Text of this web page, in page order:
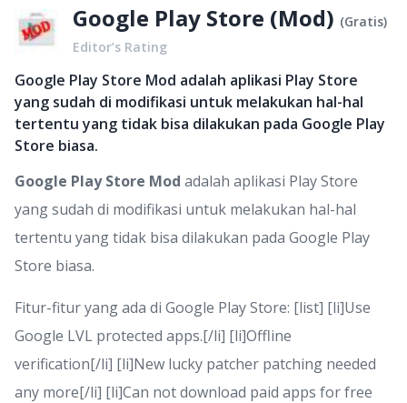
Google Play Store (Mod) (Gratis)
Editor’s Rating
Google Play Store Mod adalah aplikasi Play Store
yang sudah di modifikasi untuk melakukan hal-hal
tertentu yang tidak bisa dilakukan pada Google Play
Store biasa.
Google Play Store Mod adalah aplikasi Play Store
yang sudah di modifikasi untuk melakukan hal-hal
tertentu yang tidak bisa dilakukan pada Google Play
Store biasa.
Fitur-fitur yang ada di Google Play Store: [list] [li]Use
Google LVL protected apps.[/li] [li]Offline
verification[/li] [li]New lucky patcher patching needed
any more[/li] [li]Can not download paid apps for free